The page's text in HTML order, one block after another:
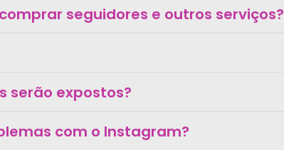
seguidores e outros serviços?
serão expostos?
com o Instagram?